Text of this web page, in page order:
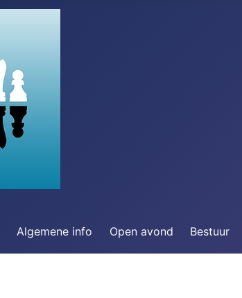
Algemene info Open avond Bestuur